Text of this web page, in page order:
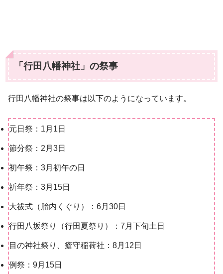
「行田八幡神社」の祭事
行田八幡神社の祭事は以下のようになっています。
元日祭：1月1日
節分祭：2月3日
初午祭：3月初午の日
祈年祭：3月15日
大祓式（胎内くぐり）：6月30日
行田八坂祭り（行田夏祭り）：7月下旬土日
目の神社祭り、瘡守稲荷社：8月12日
例祭：9月15日